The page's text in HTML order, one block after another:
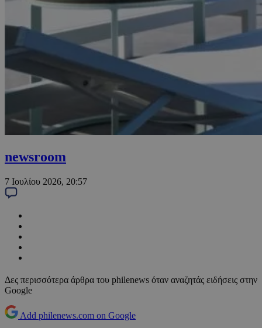
newsroom
7 Ιουλίου 2026, 20:57
Δες περισσότερα άρθρα του philenews όταν αναζητάς ειδήσεις στην
Google
Add philenews.com on Google